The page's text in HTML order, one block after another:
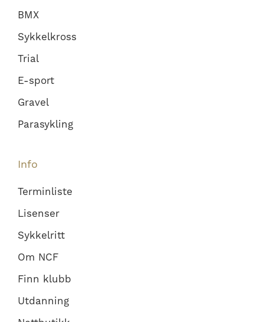
BMX
Sykkelkross
Trial
E-sport
Gravel
Parasykling
Info
Terminliste
Lisenser
Sykkelritt
Om NCF
Finn klubb
Utdanning